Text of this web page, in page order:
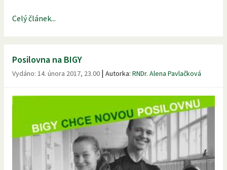
Celý článek...
Posilovna na BIGY
Vydáno: 14. února 2017, 23.00 | Autorka: RNDr. Alena Pavlačková